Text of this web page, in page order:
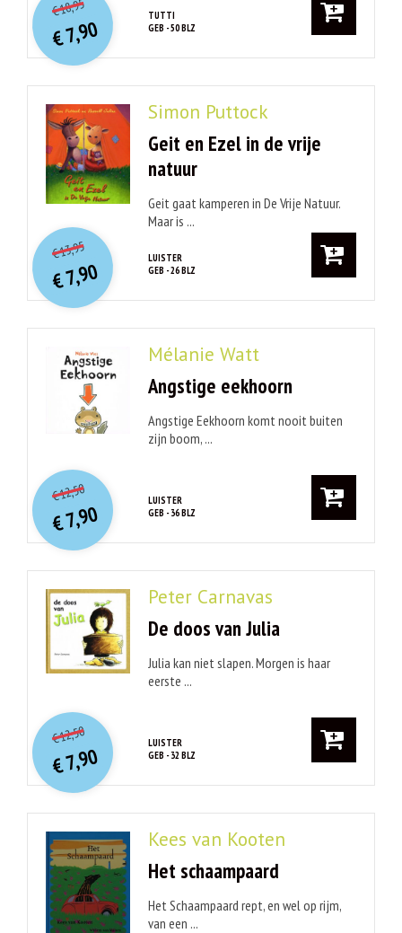
TUTTI
GEB - 50 BLZ
€18,95prijs
was:
€ 18,95.
€7,90prijs
is:
€ 7,90.
Simon Puttock
Geit en Ezel in de vrije
natuur
Geit gaat kamperen in De Vrije Natuur.
Maar is ...
LUISTER
GEB - 26 BLZ
€13,95O
orspr
onkelijke
prijs
was:
€ 13,95.
€7,90
Huidige
prijs
is:
€ 7,90.
Mélanie Watt
Angstige eekhoorn
Angstige Eekhoorn komt nooit buiten
zijn boom, ...
LUISTER
GEB - 36 BLZ
€12,50O
orspr
onkelijke
prijs
was:
€ 12,50.
€7,90
Huidige
prijs
is:
€ 7,90.
Peter Carnavas
De doos van Julia
Julia kan niet slapen. Morgen is haar
eerste ...
LUISTER
GEB - 32 BLZ
€12,50O
orspr
onkelijke
prijs
was:
€ 12,50.
€7,90
Huidige
prijs
is:
€ 7,90.
Kees van Kooten
Het schaampaard
Het Schaampaard rept, en wel op rijm,
van een ...